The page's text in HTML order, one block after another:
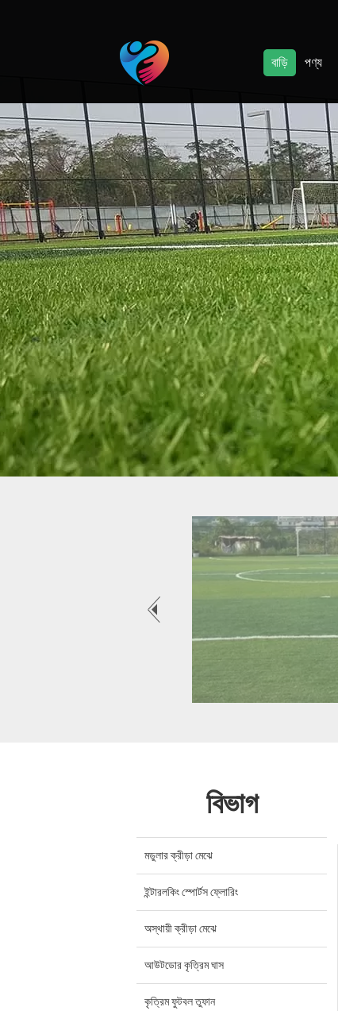
বাড়ি পণ্য
বিভাগ
মডুলার ক্রীড়া মেঝে
ইন্টারলকিং স্পোর্টস ফ্লোরিং
অস্থায়ী ক্রীড়া মেঝে
আউটডোর কৃত্রিম ঘাস
কৃত্রিম ফুটবল তুফান